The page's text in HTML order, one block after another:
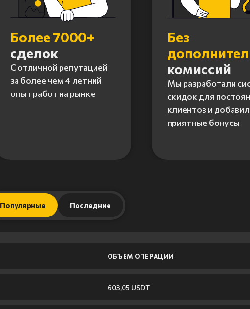
Более 7000+
сделок
С отличной репутацией
за более чем 4 летний
опыт работ на рынке
Без
комиссий
Мы разработали
скидок для
клиентов и
приятные бонусы
Популярные Последние
ОБЪЕМ ОПЕРАЦИИ
603,05 USDT